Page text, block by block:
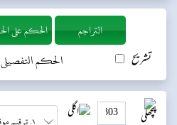
تشریح الحکم التفصیلی